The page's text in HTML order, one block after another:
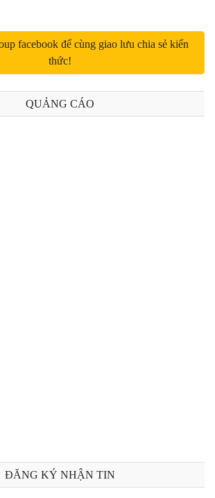
PHP (phần 2)
Lambda và Closure trong PHP
trong PHP
facebook để cùng giao lưu chia sẻ kiến
thức!
QUẢNG CÁO
ĐĂNG KÝ NHẬN TIN